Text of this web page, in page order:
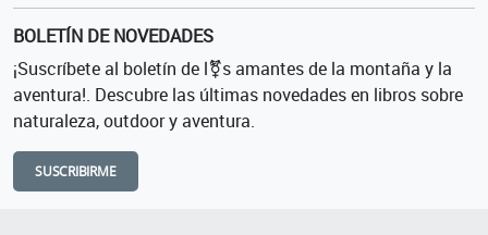
BOLETÍN DE NOVEDADES
¡Suscríbete al boletín de l⚧s amantes de la montaña y la
aventura!. Descubre las últimas novedades en libros sobre
naturaleza, outdoor y aventura.
SUSCRIBIRME